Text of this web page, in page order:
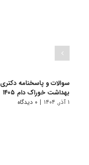
سوالات و پاسخنامه دکتری
بهداشت خوراک دام ۱۴۰۵
۱ آذر, ۱۴۰۴ | ۰ دیدگاه